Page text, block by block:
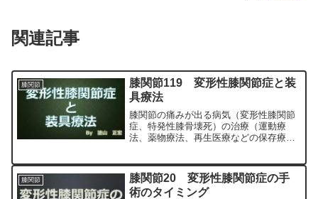
関連記事
膝関節
膝関節119 変形性膝関節症と装
具療法
膝関節の痛みが出る病気（変形性膝関節
症、特発性膝骨壊死）の治療（運動療
法、薬物療法、再生医療などの保存療
専門医（人工関節手術を専門）の塗山正
宏が色々と説明します。
膝関節
膝関節20 変形性膝関節症の手
術のタイミング